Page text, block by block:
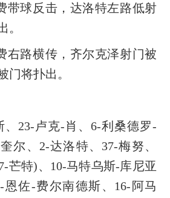
带球反击，达洛特左路低射
。
右路横传，齐尔克泽射门被
门将扑出。
、23-卢克-肖、6-利桑德罗-
尔、2-达洛特、37-梅努、
芒特)、10-马特乌斯-库尼亚
恩佐-费尔南德斯、16-阿马